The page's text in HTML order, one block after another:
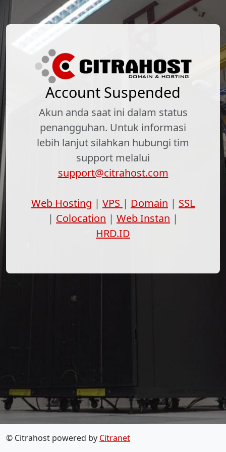
Account Suspended
Akun anda saat ini dalam status
penangguhan. Untuk informasi
lebih lanjut silahkan hubungi tim
support melalui
support@citrahost.com
Web Hosting | VPS | Domain | SSL
| Colocation | Web Instan |
HRD.ID
© Citrahost powered by Citranet